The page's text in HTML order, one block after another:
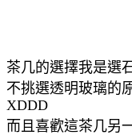
茶几的選擇我是選
不挑選透明玻璃的
XDDD
而且喜歡這茶几另